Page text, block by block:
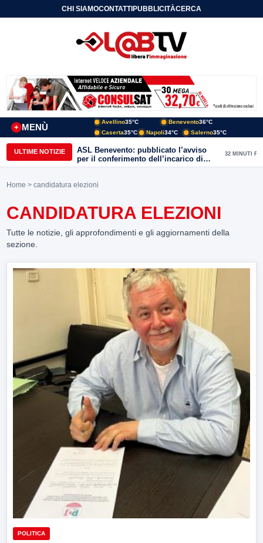
CHI SIAMOCONTATTIPUBBLICITÀCERCA
MENÙ
+
Avellino35°C Benevento36°C
Caserta35°C Napoli34°C Salerno35°C
ULTIME NOTIZIE
ASL Benevento: pubblicato l’avviso
per il conferimento dell’incarico di
Direttore della Unità Operativa
32 MINUTI FA
Home > candidatura elezioni
CANDIDATURA ELEZIONI
Tutte le notizie, gli approfondimenti e gli aggiornamenti della
sezione.
POLITICA